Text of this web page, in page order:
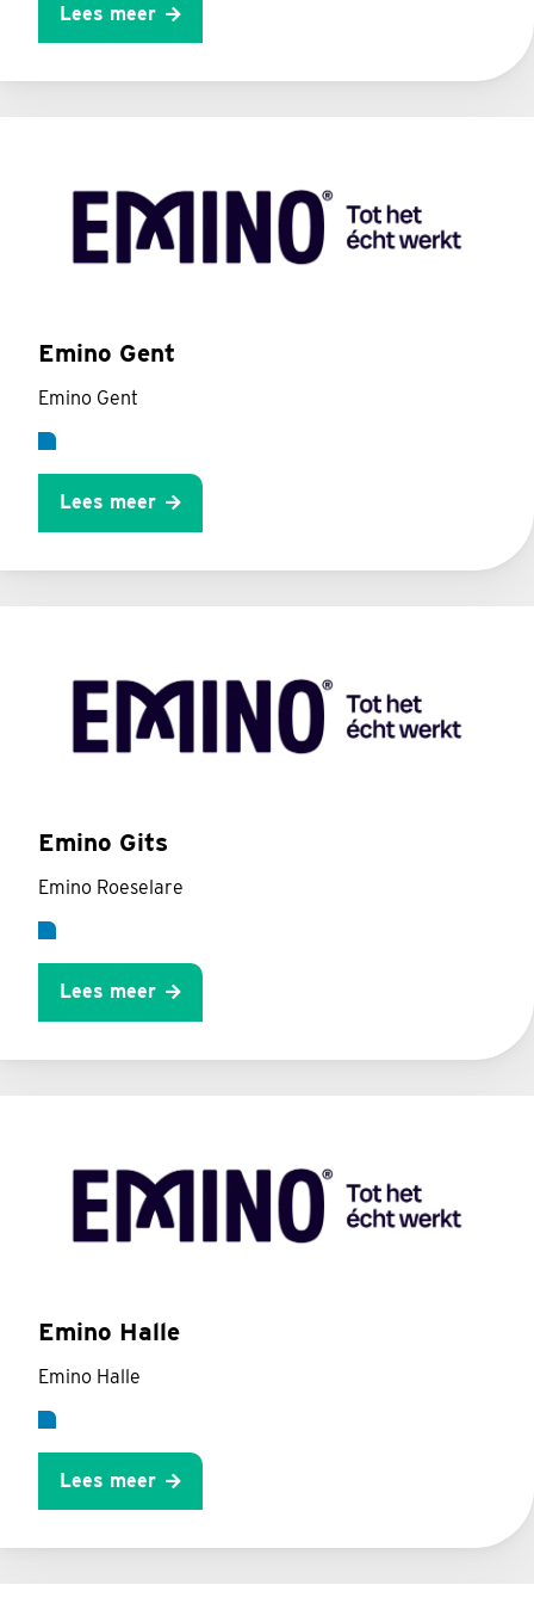
Lees meer
Emino Gent
Emino Gent
Lees meer
Emino Gits
Emino Roeselare
Lees meer
Emino Halle
Emino Halle
Lees meer